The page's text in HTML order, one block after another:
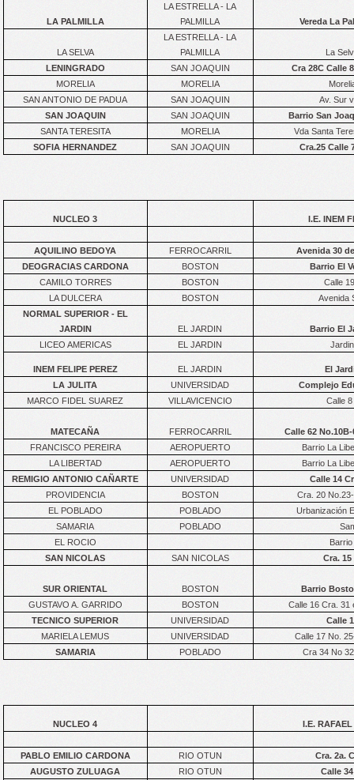
LA PALMILLA
LA ESTRELLA - LA
PALMILLA
Vereda La
LA SELVA
LA ESTRELLA - LA
PALMILLA
La
LENINGRADO
SAN JOAQUIN
Cra 28C Calle
MORELIA
MORELIA
SAN ANTONIO DE PADUA
SAN JOAQUIN
Av. Sur
SAN JOAQUIN
SAN JOAQUIN
Barrio San
SANTA TERESITA
MORELIA
Vda Santa
SOFIA HERNANDEZ
SAN JOAQUIN Cra.25 Calle
NUCLEO 3 I.E. INEM
AQUILINO BEDOYA FERROCARRIL
Avenida 30
DEOGRACIAS CARDONA
BOSTON
Barrio El
CAMILO TORRES
BOSTON
Calle
LA DULCERA
BOSTON
Avenida
NORMAL SUPERIOR - EL
JARDIN
EL JARDIN
Barrio El
LICEO AMERICAS
EL JARDIN
INEM FELIPE PEREZ EL JARDIN
El
LA JULITA
UNIVERSIDAD
Complejo
MARCO FIDEL SUAREZ
VILLAVICENCIO Calle
MATECAÑA FERROCARRIL
Calle 62
FRANCISCO PEREIRA
AEROPUERTO
Barrio La
LA LIBERTAD
AEROPUERTO
Barrio La
REMIGIO ANTONIO CAÑARTE
UNIVERSIDAD
Calle 14
PROVIDENCIA
BOSTON
Cra. 20
EL POBLADO
POBLADO
Urbanización
SAMARIA
POBLADO
EL ROCIO
SAN NICOLAS
SAN NICOLAS Cra. 15
SUR ORIENTAL BOSTON
Barrio
GUSTAVO A. GARRIDO
BOSTON
Calle 16 Cra. 31
TECNICO SUPERIOR
UNIVERSIDAD
Calle
MARIELA LEMUS
UNIVERSIDAD
Calle 17 No.
SAMARIA
POBLADO Cra 34 No
NUCLEO 4 I.E.
PABLO EMILIO CARDONA RIO OTUN
Cra. 2a.
AUGUSTO ZULUAGA
RIO OTUN Calle